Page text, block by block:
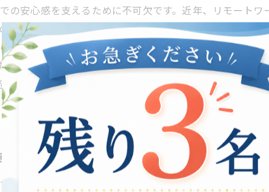
の安心感を支えるために不可欠です。近年、リモート
整備が求められています。在宅での就労支援は、単な
能力に応じた環境の調整を行います。精神的な面でも
えて、就労支援を通じて社会とのつながりが強化され
心感を実現するための就労支援の重要性はますます高
の確保に向けて
、在宅で働く際の心の健康はますます重要になってい